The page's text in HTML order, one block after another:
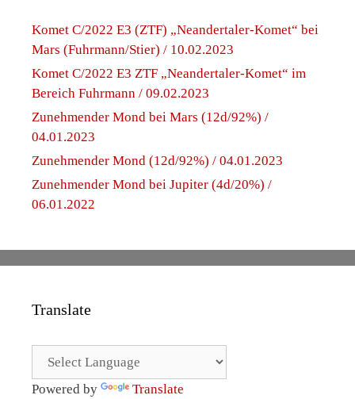
Komet C/2022 E3 (ZTF) „Neandertaler-Komet“ bei
Mars (Fuhrmann/Stier) / 10.02.2023
Komet C/2022 E3 ZTF „Neandertaler-Komet“ im
Bereich Fuhrmann / 09.02.2023
Zunehmender Mond bei Mars (12d/92%) /
04.01.2023
Zunehmender Mond (12d/92%) / 04.01.2023
Zunehmender Mond bei Jupiter (4d/20%) /
06.01.2022
Translate
Powered by Translate